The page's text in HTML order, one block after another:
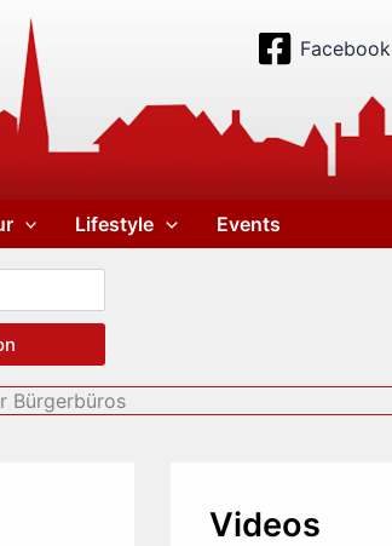
Facebook
Lifestyle Events
Bürgerbüros
Videos